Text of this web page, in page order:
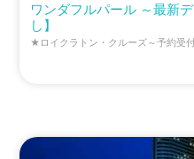
ワンダフルパール ～最新
し】
★ロイクラトン・クルーズ～予約受